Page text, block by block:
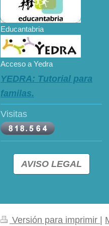
Educantabria
Acceso a Yedra
YEDRA: Tutorial para
familas.
Visitas
AVISO LEGAL
Versión para imprimir |